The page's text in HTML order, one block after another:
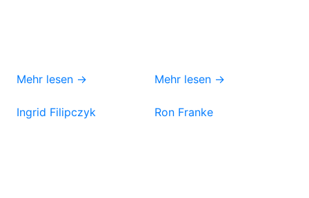
Mehr lesen → Mehr lesen →
Ingrid Filipczyk Ron Franke